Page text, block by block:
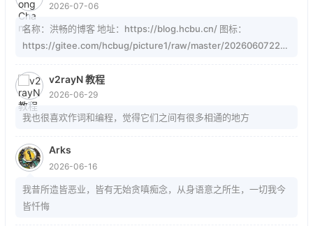
2026-07-06
名称：洪畅的博客 地址：https://blog.hcbu.cn/ 图标：
https://gitee.com/hcbug/picture1/raw/master/20260607223
https://blog.hcbu.cn/atom.xml
v2rayN 教程
2026-06-29
我也很喜欢作词和编程，觉得它们之间有很多相通的地方
Arks
2026-06-16
我昔所造皆恶业，皆有无始贪嗔痴念，从身语意之所生，一切我今
皆忏悔